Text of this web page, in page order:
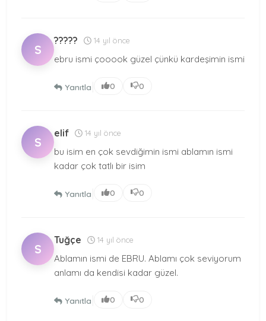
S
????? 14 yıl önce
ebru ismi çooook güzel çünkü kardeşimin ismi
Yanıtla 0 0
S
elif 14 yıl önce
bu isim en çok sevdiğimin ismi ablamın ismi
kadar çok tatlı bir isim
Yanıtla 0 0
S
Tuğçe 14 yıl önce
Ablamın ismi de EBRU. Ablamı çok seviyorum
anlamı da kendisi kadar güzel.
Yanıtla 0 0